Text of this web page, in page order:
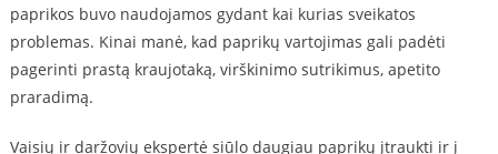
paprikos buvo naudojamos gydant kai kurias sveikatos
problemas. Kinai manė, kad paprikų vartojimas gali padėti
pagerinti prastą kraujotaką, virškinimo sutrikimus, apetito
praradimą.
Vaisių ir daržovių ekspertė siūlo daugiau paprikų įtraukti ir į